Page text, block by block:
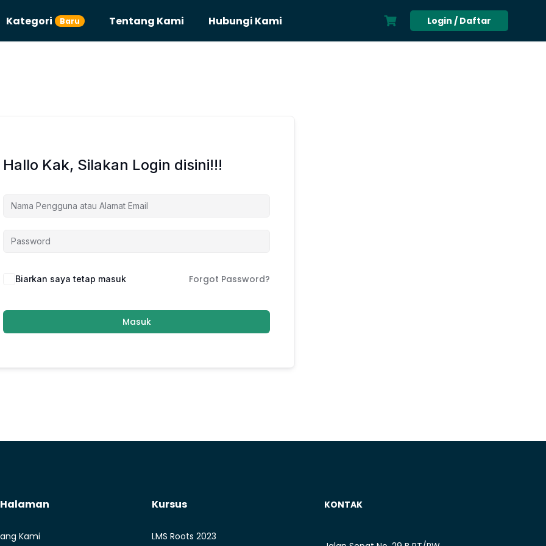
Kategori Baru Tentang Kami Hubungi Kami Login / Daftar
Hallo Kak, Silakan Login disini!!!
Biarkan saya tetap masuk Forgot Password?
Masuk
Kami
Kursus
LMS Roots 2023
KONTAK